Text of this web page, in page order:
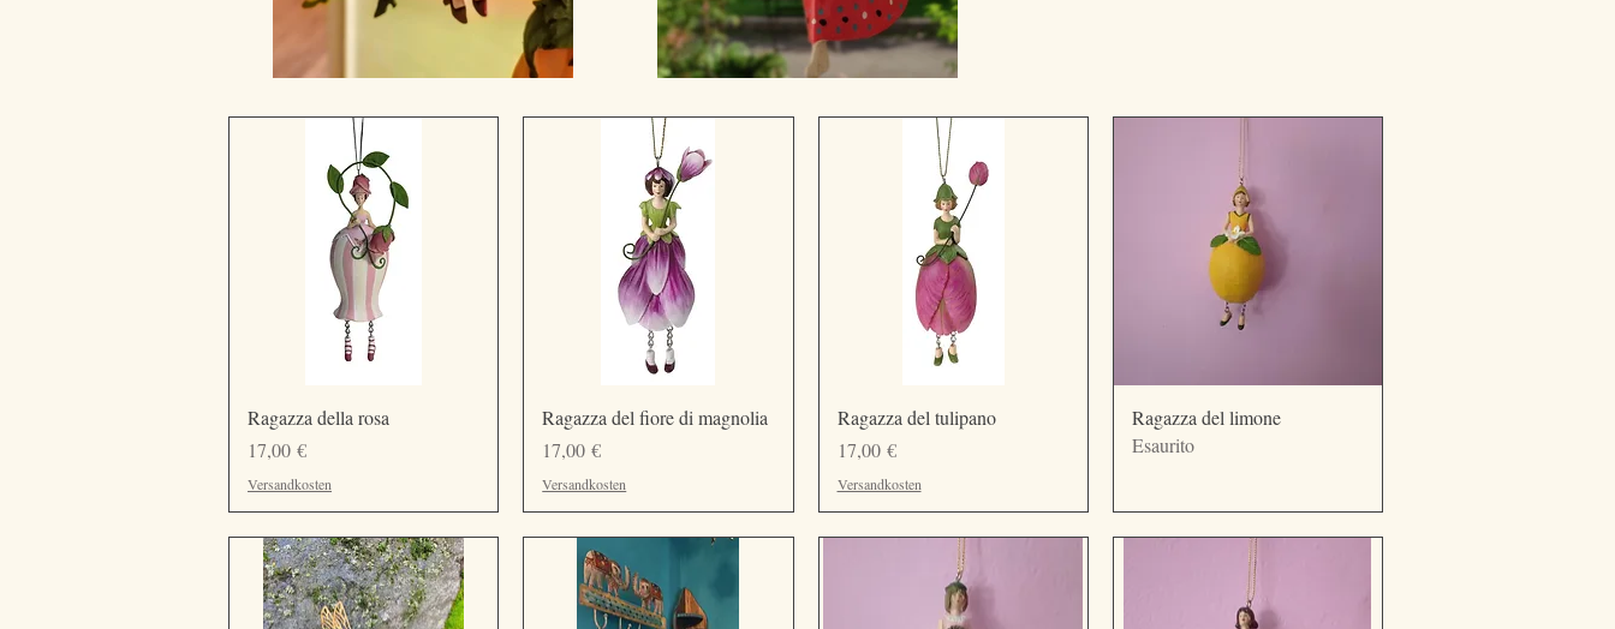
Vista rapida
Ragazza della rosa
Prezzo
17,00 €
Versandkosten
Vista rapida
Ragazza del fiore di magnolia
Prezzo
17,00 €
Versandkosten
Vista rapida
Ragazza del tulipano
Prezzo
17,00 €
Versandkosten
Vista rapida
Ragazza del limone
Esaurito